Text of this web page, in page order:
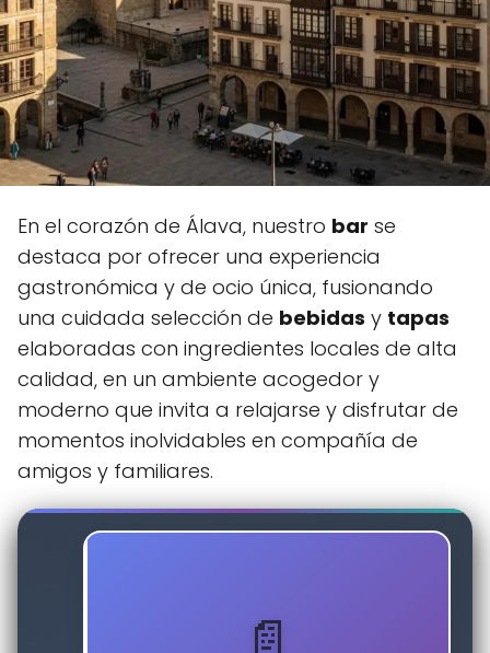
En el corazón de Álava, nuestro bar se
destaca por ofrecer una experiencia
gastronómica y de ocio única, fusionando
una cuidada selección de bebidas y tapas
elaboradas con ingredientes locales de alta
calidad, en un ambiente acogedor y
moderno que invita a relajarse y disfrutar de
momentos inolvidables en compañía de
amigos y familiares.